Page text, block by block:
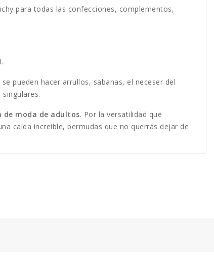
para todas las confecciones, complementos,
pueden hacer arrullos, sabanas, el neceser del
de moda de adultos. Por la versatilidad que
caída increíble, bermudas que no querrás dejar de